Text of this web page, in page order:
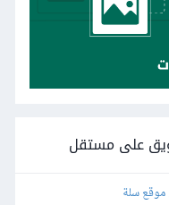
على مستقل
موقع سلة